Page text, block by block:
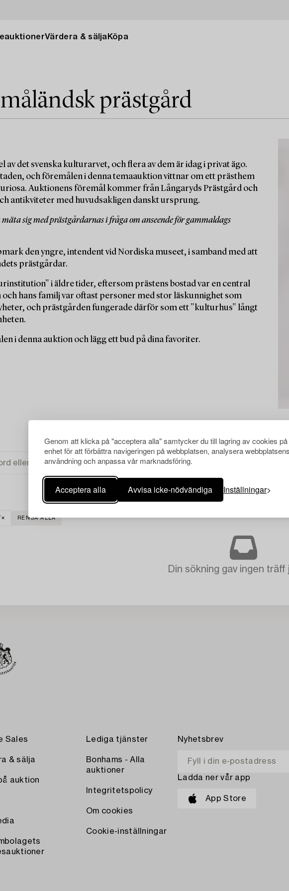
Genom att klicka på "acceptera alla" samtycker du till lagring av cookies
enhet för att förbättra navigeringen på webbplatsen, analysera
användning och anpassa vår marknadsföring.
Acceptera alla Avvisa icke-nödvändiga Inställningar
Värdera & sälja Köpa
prästgård
av det svenska kulturarvet, och flera av dem är idag i privat ägo.
och föremålen i denna temaauktion vittnar om ett prästhem
Auktionens föremål kommer från Långaryds Prästgård och
antikviteter med huvudsakligen danskt ursprung.
sig med prästgårdarnas i fråga om anseende för gammaldags
den yngre, intendent vid Nordiska museet, i samband med att
prästgårdar.
i äldre tider, eftersom prästens bostad var en central
hans familj var oftast personer med stor läskunnighet som
och prästgården fungerade därför som ett "kulturhus" långt
i denna auktion och lägg ett bud på dina favoriter.
RENSA ALLA
Din sökning gav ingen träff
Sales
& sälja
auktion
Lediga tjänster
Bonhams - Alla
auktioner
Integritetspolicy
Om cookies
Cookie-inställningar
Nyhetsbrev
Ladda ner vår app
App Store